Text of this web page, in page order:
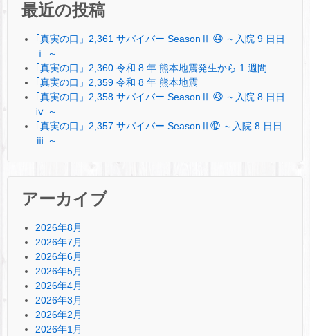
最近の投稿
｢真実の口」2,361 サバイバー SeasonⅡ ㊹ ～入院 9 日日
ⅰ ～
｢真実の口」2,360 令和 8 年 熊本地震発生から 1 週間
｢真実の口」2,359 令和 8 年 熊本地震
｢真実の口」2,358 サバイバー SeasonⅡ ㊸ ～入院 8 日日
ⅳ ～
｢真実の口」2,357 サバイバー SeasonⅡ㊷ ～入院 8 日日
ⅲ ～
アーカイブ
2026年8月
2026年7月
2026年6月
2026年5月
2026年4月
2026年3月
2026年2月
2026年1月